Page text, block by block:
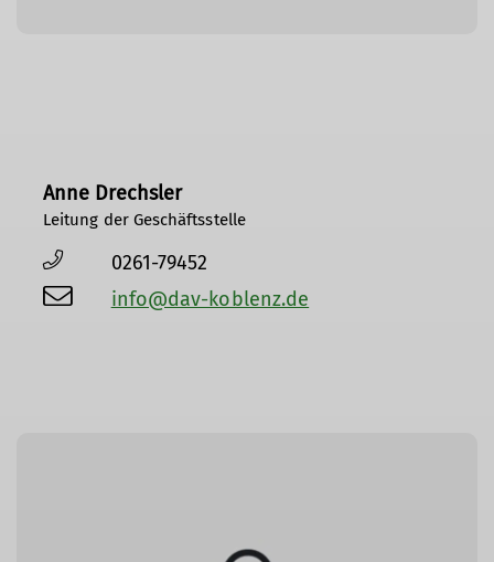
Anne Drechsler
Leitung der Geschäftsstelle
0261-79452
info@dav-koblenz.de